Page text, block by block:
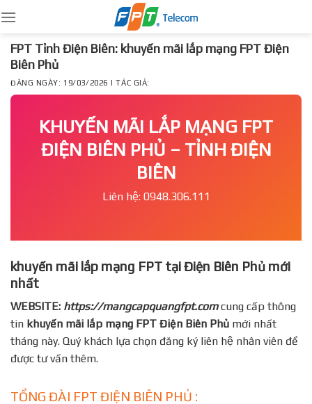
to
content
FPT Tỉnh Điện Biên: khuyến mãi lắp mạng FPT Điện
Biên Phủ
ĐĂNG NGÀY: 19/03/2026 | TÁC GIẢ:
KHUYẾN MÃI LẮP MẠNG FPT
ĐIỆN BIÊN PHỦ – TỈNH ĐIỆN
BIÊN
Liên hệ: 0948.306.111
khuyến mãi lắp mạng FPT tại Điện Biên Phủ mới
nhất
WEBSITE: https://mangcapquangfpt.comcung cấp thông
tin khuyến mãi lắp mạng FPT Điện Biên Phủ mới nhất
tháng này. Quý khách lựa chọn đăng ký liên hệ nhân viên để
được tư vấn thêm.
TỔNG ĐÀI FPT ĐIỆN BIÊN PHỦ :